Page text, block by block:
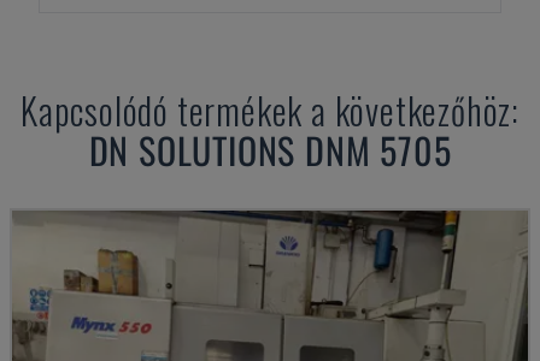
Kapcsolódó termékek a következőhöz:
DN SOLUTIONS DNM 5705